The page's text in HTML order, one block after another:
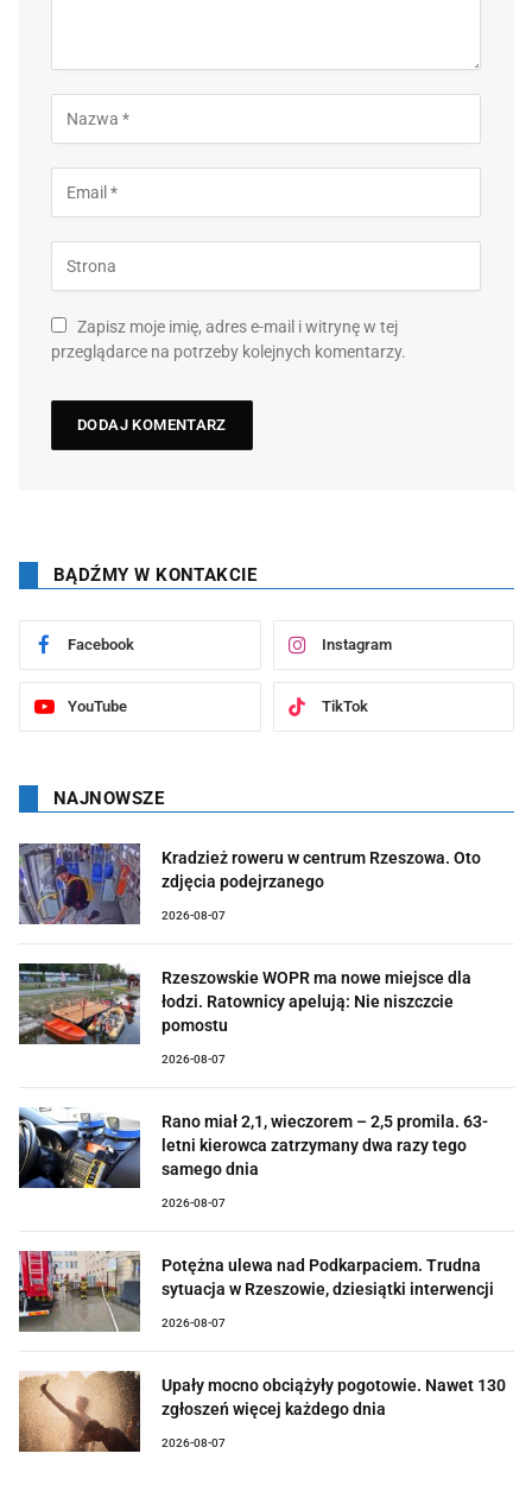
Zapisz moje imię, adres e-mail i witrynę w tej
przeglądarce na potrzeby kolejnych komentarzy.
BĄDŹMY W KONTAKCIE
Facebook Instagram
YouTube TikTok
NAJNOWSZE
Kradzież roweru w centrum Rzeszowa. Oto
zdjęcia podejrzanego
2026-08-07
Rzeszowskie WOPR ma nowe miejsce dla
łodzi. Ratownicy apelują: Nie niszczcie
pomostu
2026-08-07
Rano miał 2,1, wieczorem – 2,5 promila. 63-
letni kierowca zatrzymany dwa razy tego
samego dnia
2026-08-07
Potężna ulewa nad Podkarpaciem. Trudna
sytuacja w Rzeszowie, dziesiątki interwencji
2026-08-07
Upały mocno obciążyły pogotowie. Nawet 130
zgłoszeń więcej każdego dnia
2026-08-07